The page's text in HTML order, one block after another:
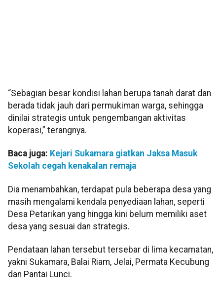
“Sebagian besar kondisi lahan berupa tanah darat dan
berada tidak jauh dari permukiman warga, sehingga
dinilai strategis untuk pengembangan aktivitas
koperasi,” terangnya.
Baca juga: Kejari Sukamara giatkan Jaksa Masuk
Sekolah cegah kenakalan remaja
Dia menambahkan, terdapat pula beberapa desa yang
masih mengalami kendala penyediaan lahan, seperti
Desa Petarikan yang hingga kini belum memiliki aset
desa yang sesuai dan strategis.
Pendataan lahan tersebut tersebar di lima kecamatan,
yakni Sukamara, Balai Riam, Jelai, Permata Kecubung
dan Pantai Lunci.